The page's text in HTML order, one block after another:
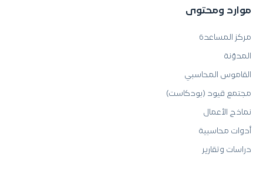
موارد ومحتوى
مركز المساعدة
المدوّنة
القاموس المحاسبي
مجتمع قيود (بودكاست)
نماذج الأعمال
أدوات محاسبية
دراسات وتقارير